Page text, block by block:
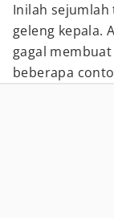
Inilah sejumlah
geleng kepala.
gagal
beberapa